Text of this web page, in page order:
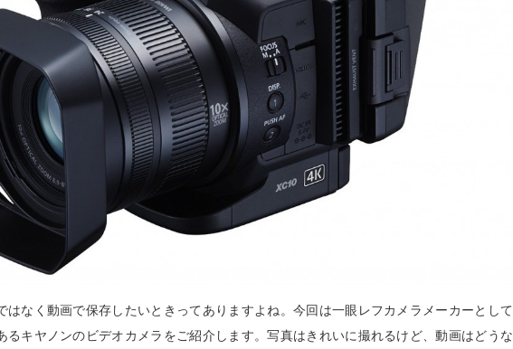
はなく動画で保存したいときってありますよね。今回は一眼レフカメラメーカーとして
るキヤノンのビデオカメラをご紹介します。写真はきれいに撮れるけど、動画はどうな